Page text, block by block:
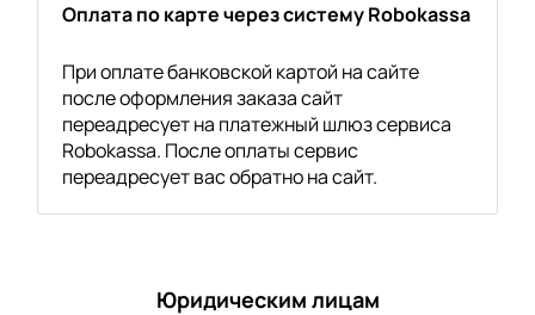
Оплата по карте через систему Robokassa
При оплате банковской картой на сайте
после оформления заказа сайт
переадресует на платежный шлюз сервиса
Robokassa. После оплаты сервис
переадресует вас обратно на сайт.
Юридическим лицам